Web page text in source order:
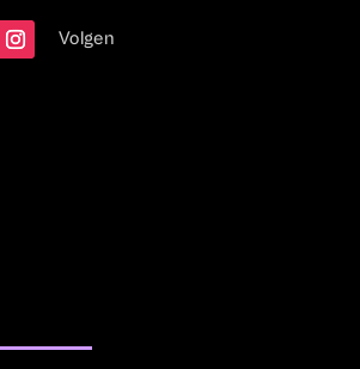
Volgen